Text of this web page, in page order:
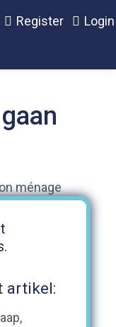
Register Login
artikel: